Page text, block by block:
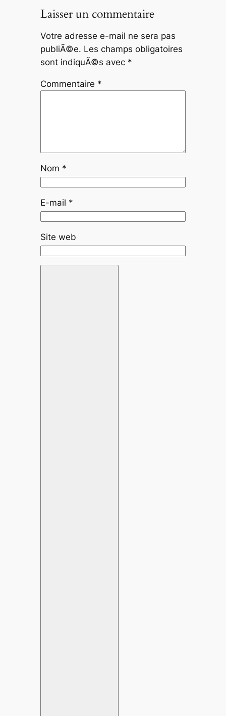
Laisser un commentaire
Votre adresse e-mail ne sera pas
publiÃ©e. Les champs obligatoires
sont indiquÃ©s avec *
Commentaire *
Nom *
E-mail *
Site web